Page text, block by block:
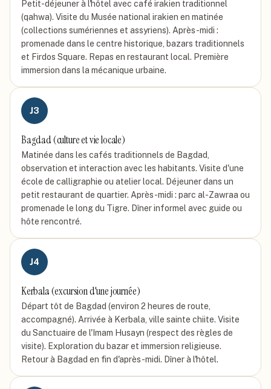
Petit-déjeuner à l'hôtel avec café irakien traditionnel
(qahwa). Visite du Musée national irakien en matinée
(collections sumériennes et assyriens). Après-midi :
promenade dans le centre historique, bazars traditionnels
et Firdos Square. Repas en restaurant local. Première
immersion dans la mécanique urbaine.
J3
Bagdad (culture et vie locale)
Matinée dans les cafés traditionnels de Bagdad,
observation et interaction avec les habitants. Visite d'une
école de calligraphie ou atelier local. Déjeuner dans un
petit restaurant de quartier. Après-midi : parc al-Zawraa ou
promenade le long du Tigre. Dîner informel avec guide ou
hôte rencontré.
J4
Kerbala (excursion d'une journée)
Départ tôt de Bagdad (environ 2 heures de route,
accompagné). Arrivée à Kerbala, ville sainte chiite. Visite
du Sanctuaire de l'Imam Husayn (respect des règles de
visite). Exploration du bazar et immersion religieuse.
Retour à Bagdad en fin d'après-midi. Dîner à l'hôtel.